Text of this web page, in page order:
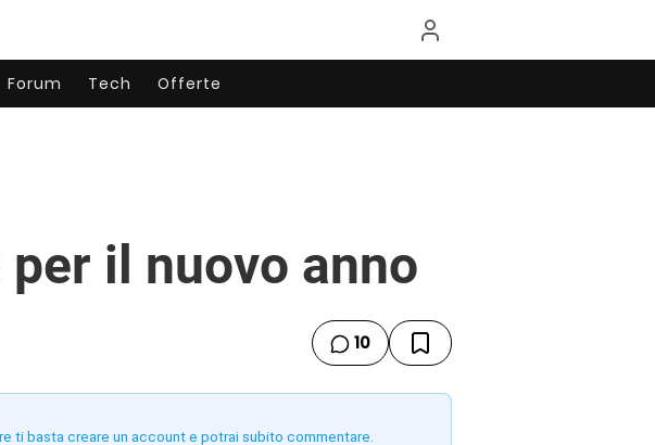
Forum Tech Offerte
il nuovo anno
10
ti basta creare un account e potrai subito commentare.